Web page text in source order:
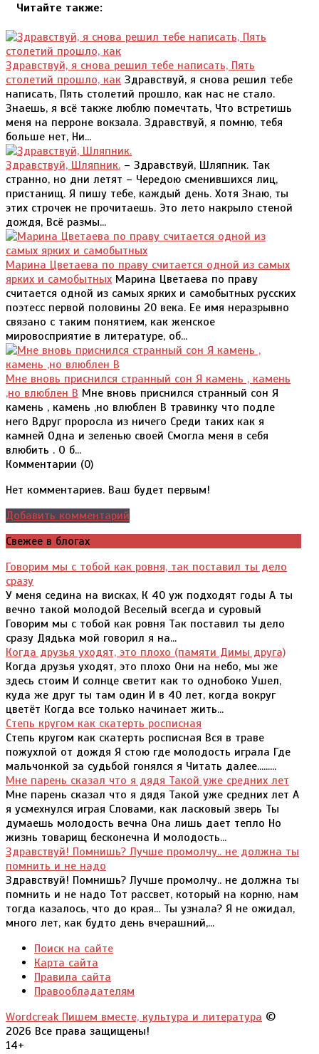
Читайте также:
Здравствуй, я снова решил тебе написать, Пять
столетий прошло, как Здравствуй, я снова решил тебе
написать, Пять столетий прошло, как нас не стало.
Знаешь, я всё также люблю помечтать, Что встретишь
меня на перроне вокзала. Здравствуй, я помню, тебя
больше нет, Ни...
Здравствуй, Шляпник. – Здравствуй, Шляпник. Так
странно, но дни летят – Чередою сменившихся лиц,
пристанищ. Я пишу тебе, каждый день. Хотя Знаю, ты
этих строчек не прочитаешь. Это лето накрыло стеной
дождя, Всё размы...
Марина Цветаева по праву считается одной из самых
ярких и самобытных Марина Цветаева по праву
считается одной из самых ярких и самобытных русских
поэтесс первой половины 20 века. Ее имя неразрывно
связано с таким понятием, как женское
мировосприятие в литературе, об...
Мне вновь приснился странный сон Я камень , камень
,но влюблен В Мне вновь приснился странный сон Я
камень , камень ,но влюблен В травинку что подле
него Вдруг проросла из ничего Среди таких как я
камней Одна и зеленью своей Смогла меня в себя
влюбить . О б...
Комментарии (0)
Нет комментариев. Ваш будет первым!
Добавить комментарий
Свежее в блогах
Говорим мы с тобой как ровня, так поставил ты дело
сразу
У меня седина на висках, К 40 уж подходят годы А ты
вечно такой молодой Веселый всегда и суровый
Говорим мы с тобой как ровня Так поставил ты дело
сразу Дядька мой говорил я на...
Когда друзья уходят, это плохо (памяти Димы друга)
Когда друзья уходят, это плохо Они на небо, мы же
здесь стоим И солнце светит как то однобоко Ушел,
куда же друг ты там один И в 40 лет, когда вокруг
цветёт Когда все только начинает жить...
Степь кругом как скатерть росписная
Степь кругом как скатерть росписная Вся в траве
пожухлой от дождя Я стою где молодость играла Где
мальчонкой за судьбой гонялся я Читать далее.........
Мне парень сказал что я дядя Такой уже средних лет
Мне парень сказал что я дядя Такой уже средних лет А
я усмехнулся играя Словами, как ласковый зверь Ты
думаешь молодость вечна Она лишь дает тепло Но
жизнь товарищ бесконечна И молодость...
Здравствуй! Помнишь? Лучше промолчу.. не должна ты
помнить и не надо
Здравствуй! Помнишь? Лучше промолчу.. не должна ты
помнить и не надо Тот рассвет, который на корню, нам
тогда казалось, что до края... Ты узнала? Я не ожидал,
много лет, как будто день вчерашний,...
Поиск на сайте
Карта сайта
Правила сайта
Правообладателям
Wordcreak Пишем вместе, культура и литература ©
2026 Все права защищены!
14+